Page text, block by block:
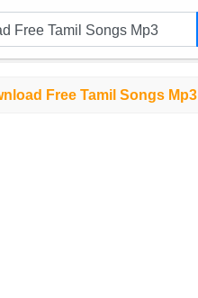
Free Tamil Songs Mp3